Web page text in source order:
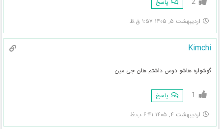
پاسخ
اردیبهشت ۵, ۱۴۰۵ ۱:۵۷ ق.ظ
Kimchi
گوشواره هاشو دوس داشتم هان جی مین
1 پاسخ
اردیبهشت ۴, ۱۴۰۵ ۶:۴۱ ب.ظ